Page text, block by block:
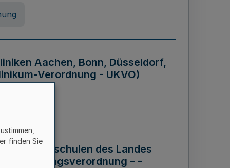
Aachen, Bonn, Düsseldorf,
Verordnung - UKVO)
der Hochschulen des Landes
– -
finden Sie